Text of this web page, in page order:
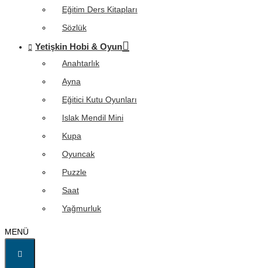
Eğitim Ders Kitapları
Sözlük
Yetişkin Hobi & Oyun
Anahtarlık
Ayna
Eğitici Kutu Oyunları
Islak Mendil Mini
Kupa
Oyuncak
Puzzle
Saat
Yağmurluk
MENÜ